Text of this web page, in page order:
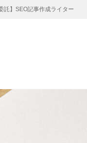
託】SEO記事作成ライター